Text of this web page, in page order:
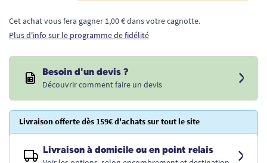
Cet achat vous fera gagner 1,00 € dans votre cagnotte.
Plus d'info sur le programme de fidélité
Besoin d'un devis ?
Découvrir comment faire un devis
Livraison offerte dès 159€ d'achats sur tout le site
Livraison à domicile ou en point relais